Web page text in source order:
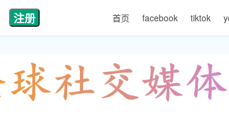
注册 首页 facebook tiktok